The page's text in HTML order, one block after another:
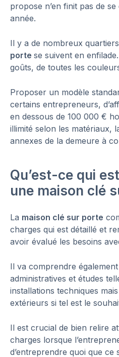
propose n’en finit pas de
année.
Il y a de nombreux
porte se suivent en
goûts, de toutes les
Proposer un modèle
certains entrepreneurs,
en dessous de 100 000 €
illimité selon les matériaux,
annexes de la demeure à
Qu’est-ce qui
une maison clé
La maison clé sur porte
charges qui est détaillé et
avoir évalué les besoins
Il va comprendre
administratives et études
installations techniques
extérieurs si tel est le
Il est crucial de bien relire
charges lorsque
d’entreprendre quoi que ce